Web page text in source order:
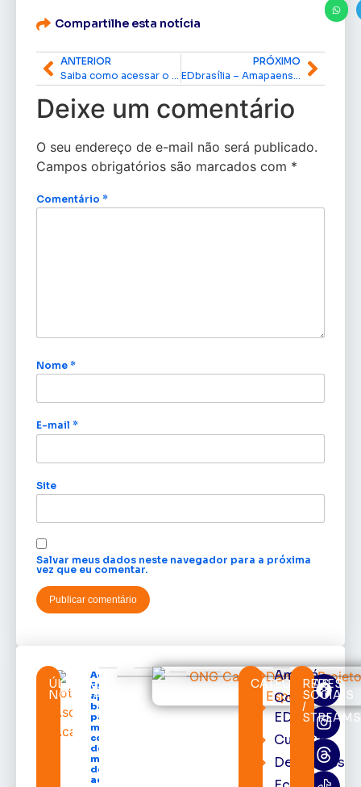
Compartilhe esta notícia
ANTERIOR
Saiba como acessar o resultado da Política Nacional Aldir Blanc em Macapá
PRÓXIMO
EDbrasília – Amapaense de Sucesso com Edson Cavalcante
Deixe um comentário
O seu endereço de e-mail não será publicado.
Campos obrigatórios são marcados com *
Comentário *
Nome *
E-mail *
Site
Salvar meus dados neste navegador para a próxima
vez que eu comentar.
ÚLTIMAS
NOTÍCIAS
Acácio
Favacho
apresenta
balanço
parcial do
mandato
com mais
de R$ 668
milhões
destinados
ao Amapá
CATEGORIAS
Amapá
Cortes
EDcast
Cultura
Destaques
REDES
SOCIAIS
/
STREAMS